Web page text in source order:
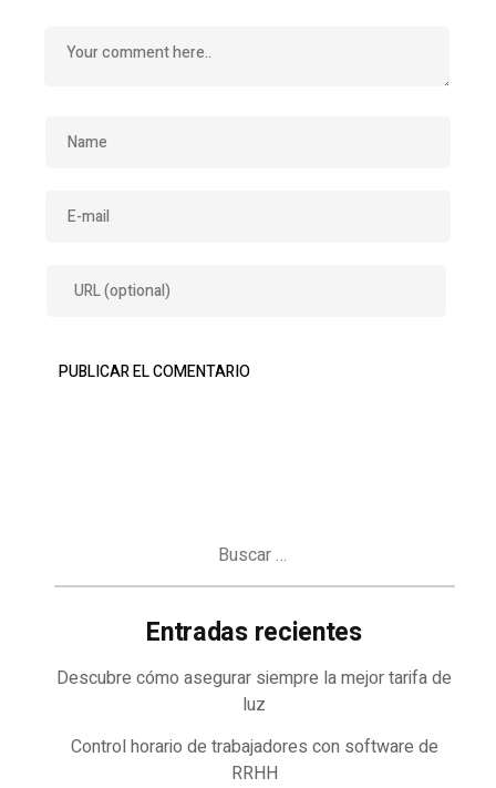
Entradas recientes
Descubre cómo asegurar siempre la mejor tarifa de
luz
Control horario de trabajadores con software de
RRHH